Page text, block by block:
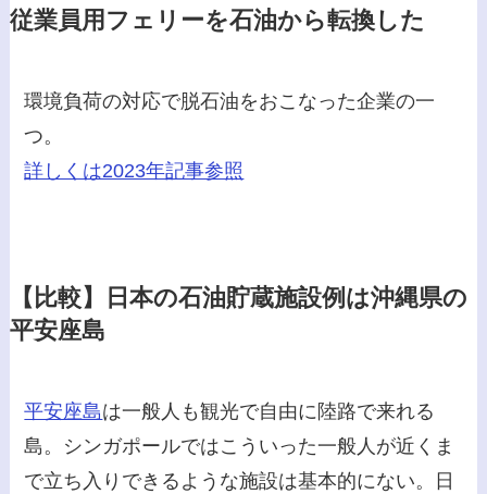
従業員用フェリーを石油から転換した
環境負荷の対応で脱石油をおこなった企業の一
つ。
詳しくは2023年記事参照
【比較】日本の石油貯蔵施設例は沖縄県の
平安座島
平安座島は一般人も観光で自由に陸路で来れる
島。シンガポールではこういった一般人が近くま
で立ち入りできるような施設は基本的にない。日